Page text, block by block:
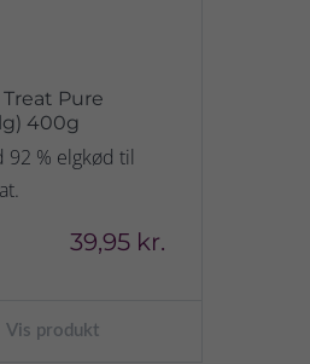
Pure
400g
92 % elgkød til
39,95 kr.
Vis produkt